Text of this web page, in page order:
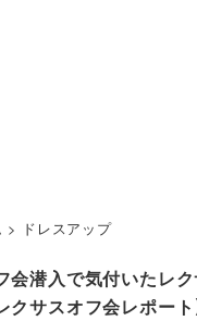
> ドレスアップ
会潜入で気付いたレ
クサスオフ会レポー